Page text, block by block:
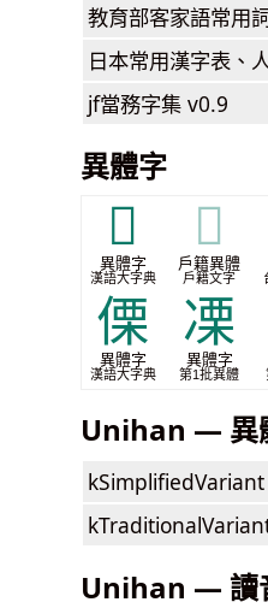
教育部客家語常用
日本常用漢字表 、
jf當務字集 v0.9
異體字
𡨓
異體字
漢語大字典
𡨓
戶籍異體
戶籍文字
傈
異體字
漢語大字典
凓
異體字
第1批異體
Unihan — 異
Unihan — 讀